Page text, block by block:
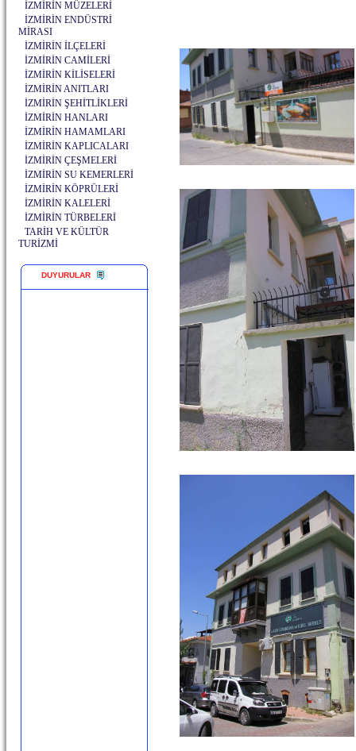
İZMİRİN MÜZELERİ
İZMİRİN ENDÜSTRİ
MİRASI
İZMİRİN İLÇELERİ
İZMİRİN CAMİLERİ
İZMİRİN KİLİSELERİ
İZMİRİN ANITLARI
İZMİRİN ŞEHİTLİKLERİ
İZMİRİN HANLARI
İZMİRİN HAMAMLARI
İZMİRİN KAPLICALARI
İZMİRİN ÇEŞMELERİ
İZMİRİN SU KEMERLERİ
İZMİRİN KÖPRÜLERİ
İZMİRİN KALELERİ
İZMİRİN TÜRBELERİ
TARİH VE KÜLTÜR
TURİZMİ
DUYURULAR